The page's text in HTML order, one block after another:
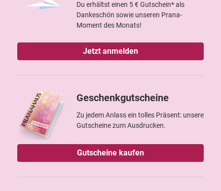
Du erhältst einen 5 € Gutschein* als
Dankeschön sowie unseren Prana-
Moment des Monats!
Jetzt anmelden
Geschenkgutscheine
Zu jedem Anlass ein tolles Präsent: unsere
Gutscheine zum Ausdrucken.
Gutscheine kaufen